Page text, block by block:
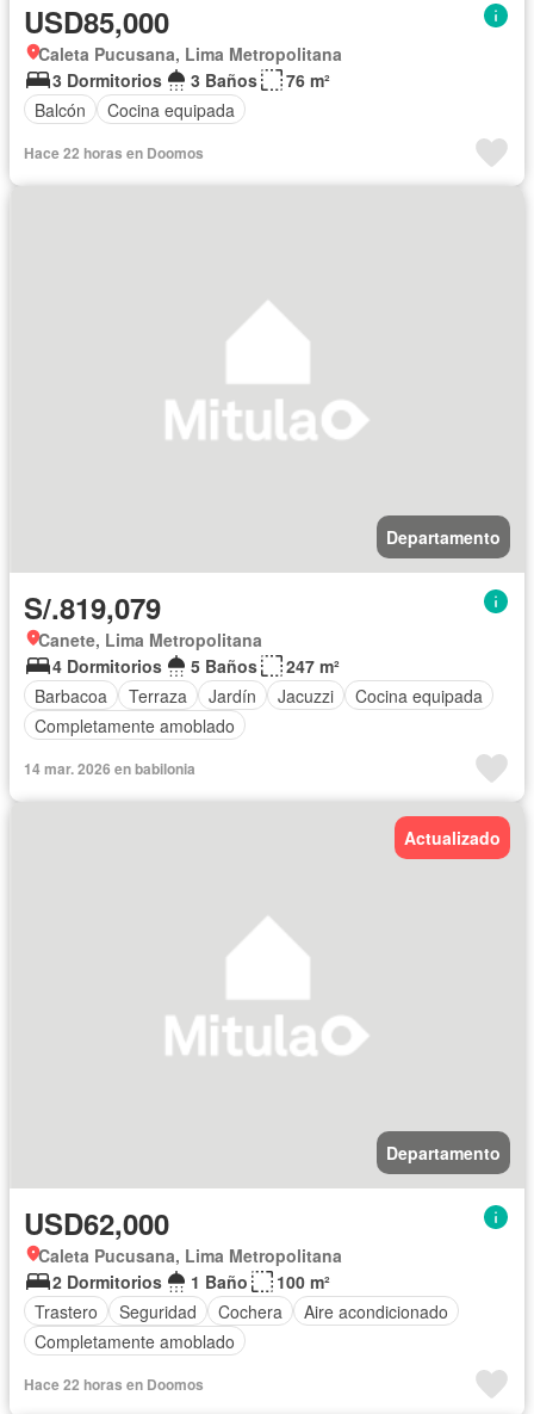
USD85,000
Caleta Pucusana, Lima Metropolitana
3 Dormitorios
3 Baños
76 m²
Balcón
Cocina equipada
Hace 22 horas en Doomos
Departamento
S/.819,079
Canete, Lima Metropolitana
4 Dormitorios
5 Baños
247 m²
Barbacoa
Terraza Jardín Jacuzzi
Cocina equipada
Completamente amoblado
14 mar. 2026 en babilonia
Actualizado
Departamento
USD62,000
Caleta Pucusana, Lima Metropolitana
2 Dormitorios
1 Baño
100 m²
Trastero
Seguridad Cochera
Aire acondicionado
Completamente amoblado
Hace 22 horas en Doomos